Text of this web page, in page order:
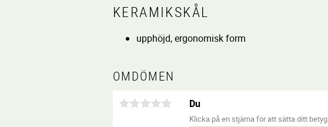
KERAMIKSKÅL
upphöjd, ergonomisk form
OMDÖMEN
Du
Klicka på en stjärna för att sätta ditt betyg